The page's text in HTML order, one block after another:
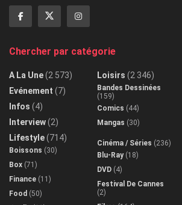
Chercher par catégorie
A La Une(2 573)
Evénement (7)
Infos (4)
Interview(2)
Lifestyle(714)
Boissons (30)
Box (71)
Finance (11)
Food (50)
Loisirs (2 346)
Bandes Dessinées
(159)
Comics (44)
Mangas (30)
Cinéma / Séries (236)
Blu-Ray(18)
DVD (4)
Festival De Cannes
(2)